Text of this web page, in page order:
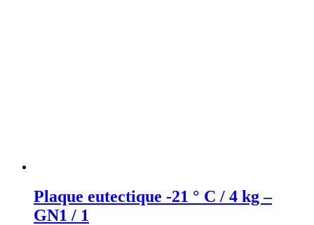
Plaque eutectique -21 ° C / 4 kg –
GN1 / 1